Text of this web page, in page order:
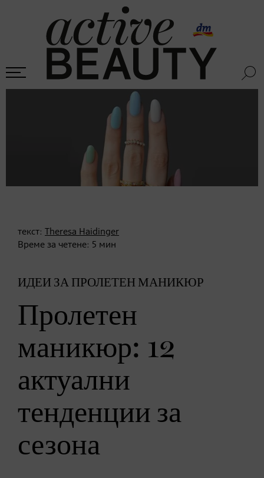
текст:
Theresa Haidinger
Време за четене: 5 мин
ИДЕИ ЗА ПРОЛЕТЕН МАНИКЮР
Пролетен
маникюр: 12
актуални
тенденции за
сезона